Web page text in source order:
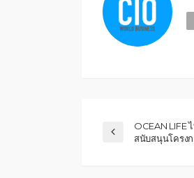
OCEAN LIFE
สนับสนุนโครงก